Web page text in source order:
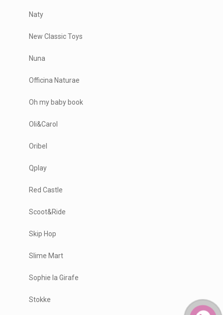
Naty
New Classic Toys
Nuna
Officina Naturae
Oh my baby book
Oli&Carol
Oribel
Qplay
Red Castle
Scoot&Ride
Skip Hop
Slime Mart
Sophie la Girafe
Stokke